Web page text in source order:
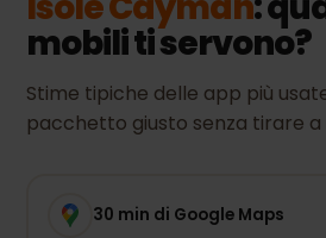
mobili ti servono?
Stime tipiche delle app più
pacchetto giusto senza tirare a
30 min di Google Maps